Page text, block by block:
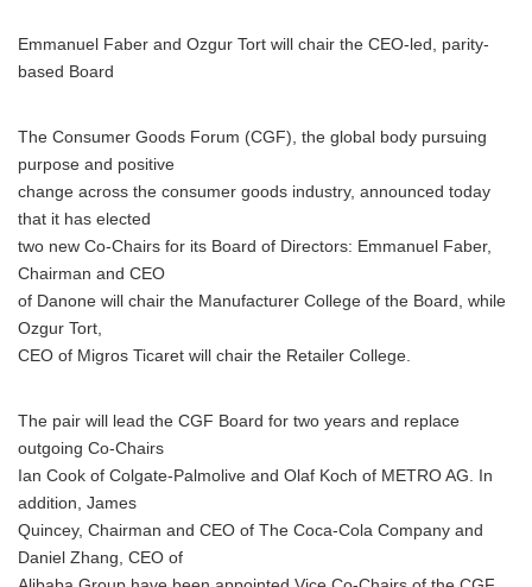
Emmanuel Faber and Ozgur Tort will chair the CEO-led, parity-
based Board
The Consumer Goods Forum (CGF), the global body pursuing
purpose and positive
change across the consumer goods industry, announced today
that it has elected
two new Co-Chairs for its Board of Directors: Emmanuel Faber,
Chairman and CEO
of Danone will chair the Manufacturer College of the Board, while
Ozgur Tort,
CEO of Migros Ticaret will chair the Retailer College.
The pair will lead the CGF Board for two years and replace
outgoing Co-Chairs
Ian Cook of Colgate-Palmolive and Olaf Koch of METRO AG. In
addition, James
Quincey, Chairman and CEO of The Coca-Cola Company and
Daniel Zhang, CEO of